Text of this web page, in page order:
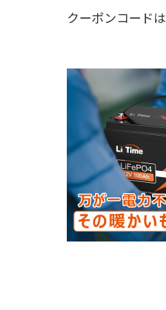
クーポンコードは